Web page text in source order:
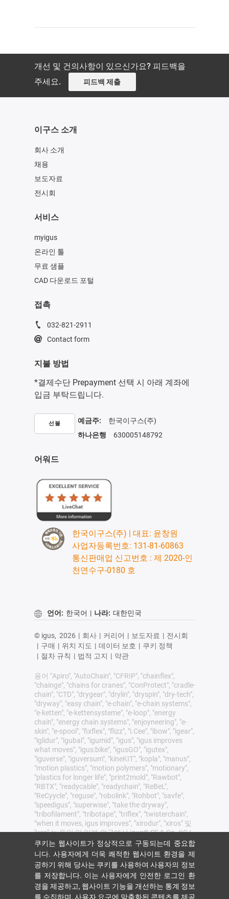
개선 및 건의사항이 있으신가요? 피드백을
주세요.
피드백 제출
이구스 소개
회사 소개
채용
보도자료
전시회
서비스
myigus
온라인 툴
무료 샘플
CAD 다운로드 포털
접촉
032-821-2911
Contact form
지불 방법
*결제수단 Prepayment 선택 시 아래 계좌에
입금 부탁드립니다.
선불 예금주: 한국이구스(주)
하나은행 630005148792
어워드
한국이구스(주) | 대표: 윤창원
사업자등록번호: 131-81-60863
통신판매업 신고번호 : 제 2020-인
천연수구-0180 호
언어: 한국어 | 나라: 대한민국
© igus, 2026 | 회사 | 커리어 | 보도자료 | 전시회
| 구매 | 위치 지도 | 데이터 보호 | 쿠키 정책
| 절차 규칙 | 법적 고지 | 약관
용어 "Apiro", "AutoChain", "CFRIP", "chainflex",
"chainge", "chains for cranes", "ConProtect", "cradle-
chain", "CTD", "drygear", "drylin", "dryspin", "dry-tech",
"dryway", "easy chain", "e-chain", "e-chain systems",
"e-ketten", "e-kettensysteme", "e-loop", "energy
chain", "energy chain systems", "enjoyneering", "e-
skin", "e-spool", "fixflex", "flizz", "i.Cee", "ibow", "igear",
"iglidur", "igubal", "igumid", "igus", "igus improves
what moves", "igus:bike", "igusGO", "igutex",
"iguverse", "iguversum", "kineKIT", "kopla", "manus",
"motion plastics", "motion polymers", "motionary",
"plastics for longer life", "print2mold", "Rawbot",
"RBTX", "readycable", "readychain", "ReBeL",
"ReCyycle", "reguse", "robolink", "Rohbot", "savfe",
"speedigus", "superwise", "take the dryway",
"tribofilament", "tribotape", "triflex", "twisterchain",
"when it moves, igus improves", "xirodur", "xiros" 및
"yes" 는 독일 및 일부 외국에서 igus® SE & Co. KG/
Cologne의 법적 보호를 받는 상표입니다 이는 독일,
유럽연합, 미국 및/또는 기타 국가 또는 관할권에서
igus SE & Co. KG 또는 igus의 계열사가 보유한 상표
(예: 출원 중인 상표 또는 등록 상표)의 전체 목록이
아닙니다.
igus® SE & Co. KG는 Allen Bradley, B&R, Baumüller,
쿠키는 웹사이트가 정상적으로 구동되는데 중요합
니다. 사용자에게 더욱 쾌적한 웹사이트 환경을 제
공하기 위해 당사는 쿠키를 사용하여 사용자의 정보
를 저장합니다. 이는 사용자에게 안전한 로그인 환
경을 제공하고, 웹사이트 기능을 개선하는 통계 정보
를 수집하며, 사용자 요구에 맞춤화된 콘텐츠를 제공